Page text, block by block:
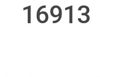
16913